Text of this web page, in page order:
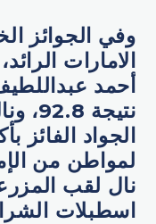
وفي الجوائز
الامارات
أحمد
الجواد الفائز
نال لقب
اسطبلات